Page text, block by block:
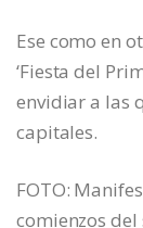
Ese como en
‘Fiesta del
envidiar a las
capitales.
FOTO:
comienzos del